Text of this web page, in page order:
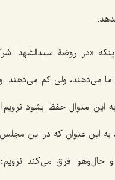
«در روضۀ سیدالشهدا
ما می‌دهند، ولی کم می‌دهند.
به این منوال حفظ بشود
به این عنوان که در این
فرق می‌کند نرویم؛